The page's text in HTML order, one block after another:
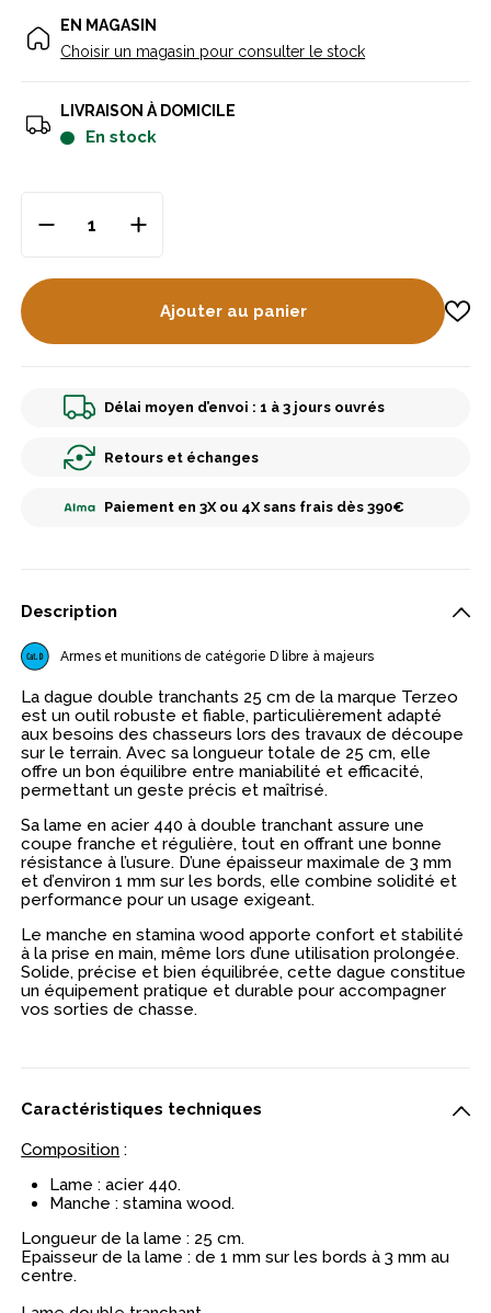
EN MAGASIN
Choisir un magasin pour consulter le stock
LIVRAISON À DOMICILE
en stock
Ajouter au panier
Délai moyen d’envoi : 1 à 3 jours ouvrés
Retours et échanges
Paiement en 3X ou 4X sans frais dès 390€
Description
Armes et munitions de catégorie D libre à majeurs
La dague double tranchants 25 cm de la marque Terzeo
est un outil robuste et fiable, particulièrement adapté
aux besoins des chasseurs lors des travaux de découpe
sur le terrain. Avec sa longueur totale de 25 cm, elle
offre un bon équilibre entre maniabilité et efficacité,
permettant un geste précis et maîtrisé.
Sa lame en acier 440 à double tranchant assure une
coupe franche et régulière, tout en offrant une bonne
résistance à l’usure. D’une épaisseur maximale de 3 mm
et d’environ 1 mm sur les bords, elle combine solidité et
performance pour un usage exigeant.
Le manche en stamina wood apporte confort et stabilité
à la prise en main, même lors d’une utilisation prolongée.
Solide, précise et bien équilibrée, cette dague constitue
un équipement pratique et durable pour accompagner
vos sorties de chasse.
Caractéristiques techniques
Composition :
Lame : acier 440.
Manche : stamina wood.
Longueur de la lame : 25 cm.
Epaisseur de la lame : de 1 mm sur les bords à 3 mm au
centre.